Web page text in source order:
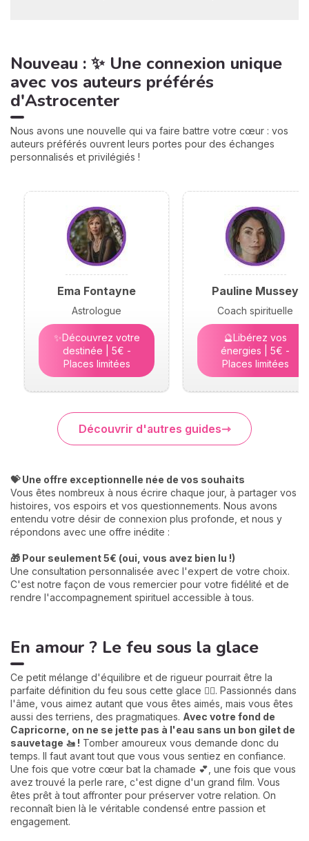
Nouveau : ✨ Une connexion unique
avec vos auteurs préférés
d'Astrocenter
Nous avons une nouvelle qui va faire battre votre cœur : vos
auteurs préférés ouvrent leurs portes pour des échanges
personnalisés et privilégiés !
Ema Fontayne
Astrologue
✨Découvrez votre
destinée | 5€ -
Places limitées
Pauline Mussey
Coach spirituelle
🔮Libérez vos
énergies | 5€ -
Places limitées
Découvrir d'autres guides
💝 Une offre exceptionnelle née de vos souhaits
Vous êtes nombreux à nous écrire chaque jour, à partager vos
histoires, vos espoirs et vos questionnements. Nous avons
entendu votre désir de connexion plus profonde, et nous y
répondons avec une offre inédite :
🎁 Pour seulement 5€ (oui, vous avez bien lu !)
Une consultation personnalisée avec l'expert de votre choix.
C'est notre façon de vous remercier pour votre fidélité et de
rendre l'accompagnement spirituel accessible à tous.
En amour ? Le feu sous la glace
Ce petit mélange d'équilibre et de rigueur pourrait être la
parfaite définition du feu sous cette glace ❤️‍🔥. Passionnés dans
l'âme, vous aimez autant que vous êtes aimés, mais vous êtes
aussi des terriens, des pragmatiques. Avec votre fond de
Capricorne, on ne se jette pas à l'eau sans un bon gilet de
sauvetage 🚤 ! Tomber amoureux vous demande donc du
temps. Il faut avant tout que vous vous sentiez en confiance.
Une fois que votre cœur bat la chamade 💕, une fois que vous
avez trouvé la perle rare, c'est digne d'un grand film. Vous
êtes prêt à tout affronter pour préserver votre relation. On
reconnaît bien là le véritable condensé entre passion et
engagement.